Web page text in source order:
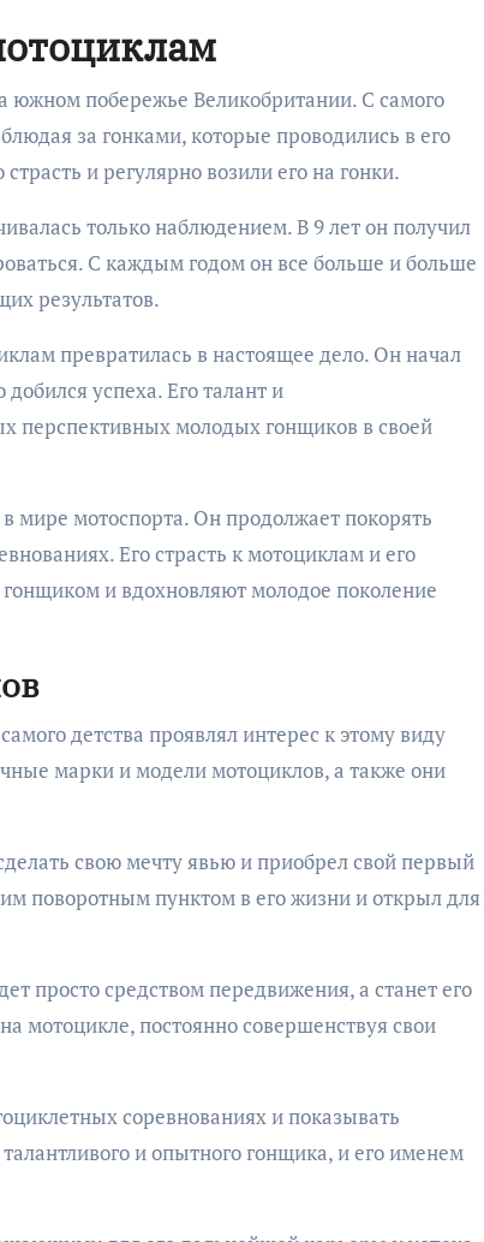
южном побережье Великобритании. С самого
за гонками, которые проводились в его
и регулярно возили его на гонки.
только наблюдением. В 9 лет он получил
С каждым годом он все больше и больше
результатов.
превратилась в настоящее дело. Он начал
успеха. Его талант и
перспективных молодых гонщиков в своей
мотоспорта. Он продолжает покорять
Его страсть к мотоциклам и его
и вдохновляют молодое поколение
детства проявлял интерес к этому виду
марки и модели мотоциклов, а также они
свою мечту явью и приобрел свой первый
поворотным пунктом в его жизни и открыл для
просто средством передвижения, а станет его
мотоцикле, постоянно совершенствуя свои
соревнованиях и показывать
и опытного гонщика, и его именем